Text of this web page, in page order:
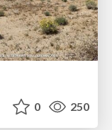
0 250